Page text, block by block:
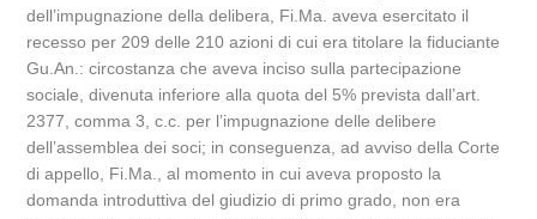
dell’impugnazione della delibera, Fi.Ma. aveva esercitato il
recesso per 209 delle 210 azioni di cui era titolare la fiduciante
Gu.An.: circostanza che aveva inciso sulla partecipazione
sociale, divenuta inferiore alla quota del 5% prevista dall’art.
2377, comma 3, c.c. per l’impugnazione delle delibere
dell’assemblea dei soci; in conseguenza, ad avviso della Corte
di appello, Fi.Ma., al momento in cui aveva proposto la
domanda introduttiva del giudizio di primo grado, non era